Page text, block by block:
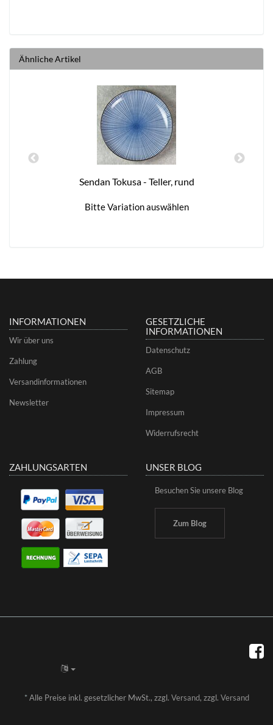
Ähnliche Artikel
Sendan Tokusa - Teller, rund
Bitte Variation auswählen
INFORMATIONEN
Wir über uns
Zahlung
Versandinformationen
Newsletter
GESETZLICHE
INFORMATIONEN
Datenschutz
AGB
Sitemap
Impressum
Widerrufsrecht
ZAHLUNGSARTEN UNSER BLOG
Besuchen Sie unsere Blog
Zum Blog
*Alle Preise inkl. gesetzlicher MwSt., zzgl. Versand, zzgl. Versand